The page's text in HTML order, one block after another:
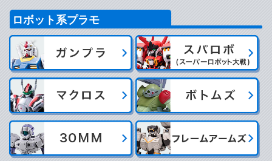
ロボット系プラモ